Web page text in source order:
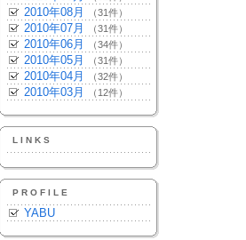
2010年08月 （31件）
2010年07月 （31件）
2010年06月 （34件）
2010年05月 （31件）
2010年04月 （32件）
2010年03月 （12件）
LINKS
PROFILE
YABU